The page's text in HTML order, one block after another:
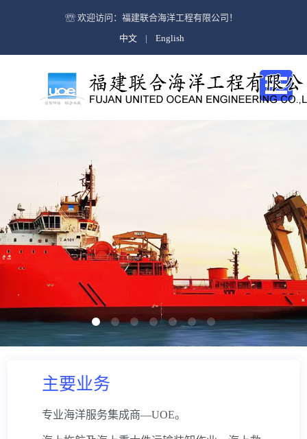
欢迎访问：福建联合海洋工程有限公司！
中文
| English
公司简介
企业文化
海上救助与打捞及油污处理
海洋石油工程
海上救助与打捞及油污处理
海洋石油工程
海上风电安装
远洋拖航
海事技术服务
船舶管理主要业务
专业海洋服务集成商—UOE。